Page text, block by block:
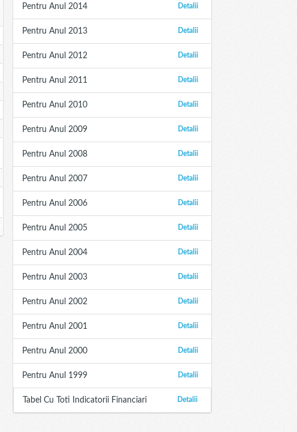
Detalii
Pentru Anul 2014
Detalii
Pentru Anul 2013
Detalii
Pentru Anul 2012
Detalii
Pentru Anul 2011
Detalii
Pentru Anul 2010
Detalii
Pentru Anul 2009
Detalii
Pentru Anul 2008
Detalii
Pentru Anul 2007
Detalii
Pentru Anul 2006
Detalii
Pentru Anul 2005
Detalii
Pentru Anul 2004
Detalii
Pentru Anul 2003
Detalii
Pentru Anul 2002
Detalii
Pentru Anul 2001
Detalii
Pentru Anul 2000
Detalii
Pentru Anul 1999
Detalii
Tabel Cu Toti Indicatorii Financiari